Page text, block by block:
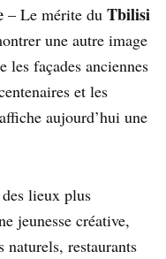
– Le mérite du Tbilisi
une autre image
les façades anciennes
et les
aujourd’hui une
lieux plus
jeunesse créative,
restaurants